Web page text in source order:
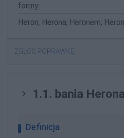
formy:
Heron; Herona; Heronem;
ZGŁOŚ POPRAWKĘ
1.1. bania Herona
Definicja